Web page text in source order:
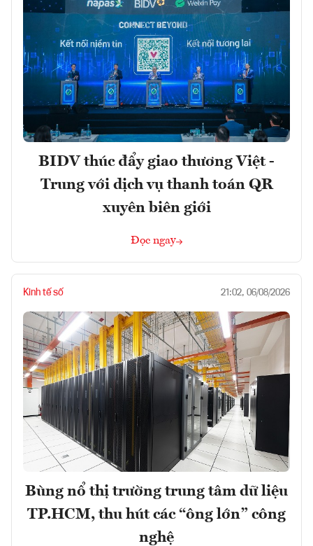
BIDV thúc đẩy giao thương Việt -
Trung với dịch vụ thanh toán QR
xuyên biên giới
Đọc ngay
Kinh tế số 21:02, 06/08/2026
Bùng nổ thị trường trung tâm dữ liệu
TP.HCM, thu hút các “ông lớn” công
nghệ